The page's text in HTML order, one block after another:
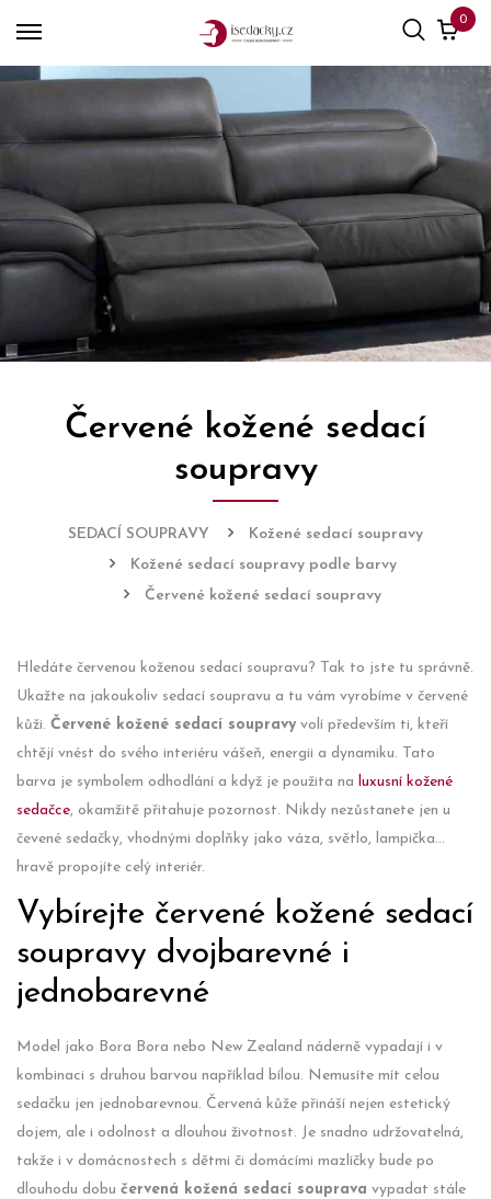
0
Červené kožené sedací
soupravy
SEDACÍ SOUPRAVY
Kožené sedací soupravy
Kožené sedací soupravy podle barvy
Červené kožené sedací soupravy
Hledáte červenou koženou sedací soupravu? Tak to jste tu správně.
Ukažte na jakoukoliv sedací soupravu a tu vám vyrobíme v červené
kůži. Červené kožené sedací soupravy volí především ti, kteří
chtějí vnést do svého interiéru vášeň, energii a dynamiku. Tato
barva je symbolem odhodlání a když je použita na luxusní kožené
sedačce, okamžitě přitahuje pozornost. Nikdy nezůstanete jen u
čevené sedačky, vhodnými doplňky jako váza, světlo, lampička...
hravě propojíte celý interiér.
Vybírejte červené kožené sedací
soupravy dvojbarevné i
jednobarevné
Model jako Bora Bora nebo New Zealand náderně vypadají i v
kombinaci s druhou barvou například bílou. Nemusíte mít celou
sedačku jen jednobarevnou. Červená kůže přináší nejen estetický
dojem, ale i odolnost a dlouhou životnost. Je snadno udržovatelná,
takže i v domácnostech s dětmi či domácími mazlíčky bude po
dlouhodu dobu červená kožená sedací souprava vypadat stále